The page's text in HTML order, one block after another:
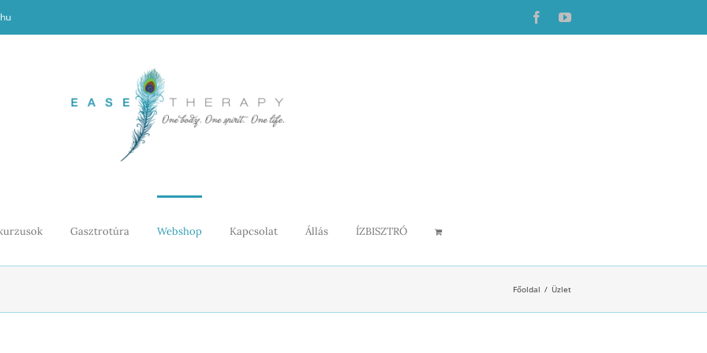
FacebookYouTube
Gasztrotúra Webshop Kapcsolat Állás ÍZBISZTRÓ
Főoldal Üzlet